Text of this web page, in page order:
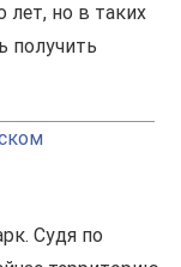
лет, но в таких
получить
Судя по